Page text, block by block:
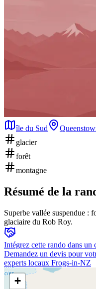
île du Sud
glacier
forêt
montagne
Résumé de la
Superbe vallée suspendue :
glaciaire du Rob Roy.
Intégrez cette rando dans un
Demandez un devis pour
experts locaux Frogs-in-NZ
+